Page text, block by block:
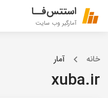
استتس‌فــا
آمارگیر وب سایت
خانه آمار
xuba.ir